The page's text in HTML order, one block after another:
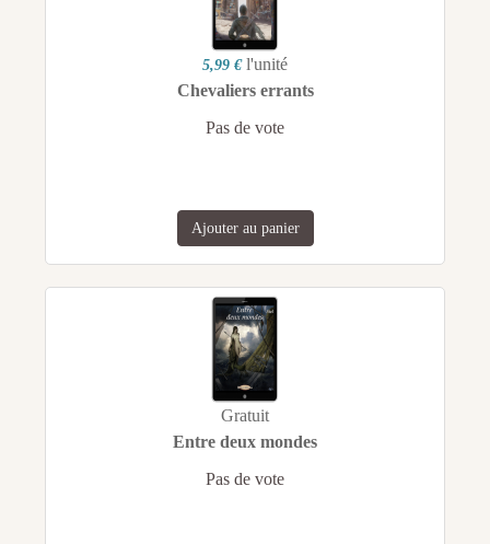
5,99 € l'unité
Chevaliers errants
Pas de vote
Ajouter au panier
Gratuit
Entre deux mondes
Pas de vote